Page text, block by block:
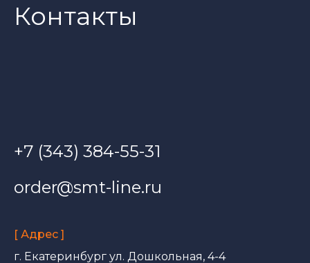
Контакты
+7 (343) 384-55-31
order@smt-line.ru
[ Адрес ]
г. Екатеринбург ул. Дошкольная, 4-4